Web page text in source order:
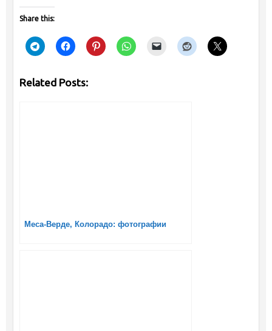
Share this:
Related Posts:
Меса-Верде, Колорадо: фотографии